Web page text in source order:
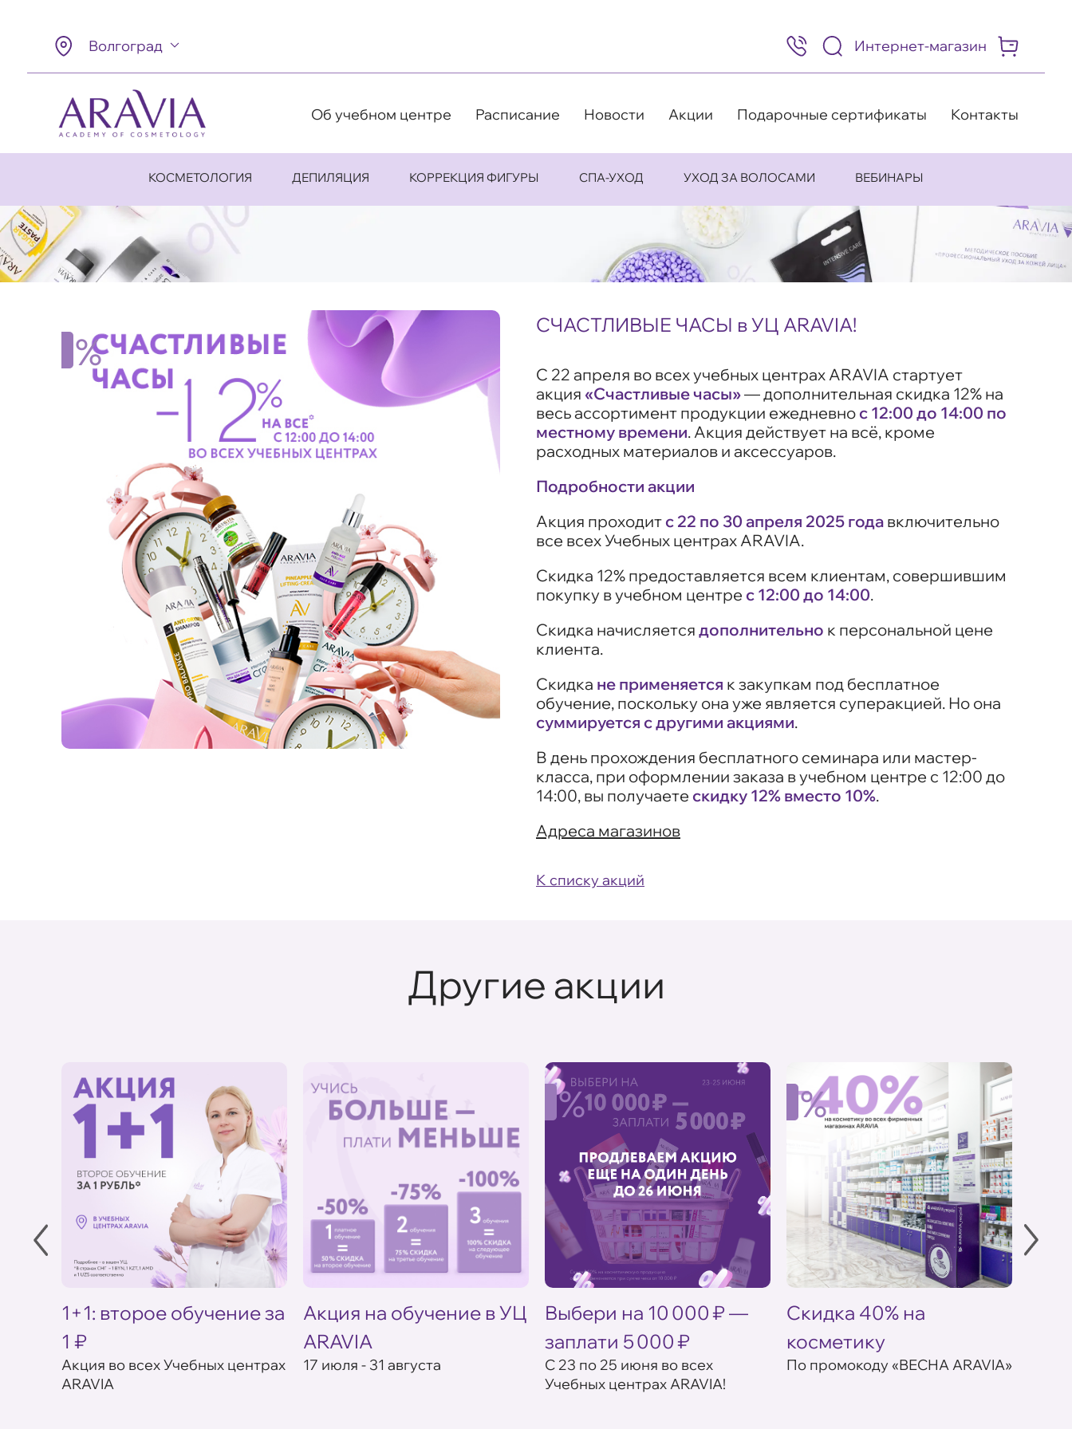
Волгоград
8
(495)
505-
98
Интернет-магазин
Об учебном центре Расписание Новости Акции Подарочные сертификаты Контакты
КОСМЕТОЛОГИЯ ДЕПИЛЯЦИЯ КОРРЕКЦИЯ ФИГУРЫ СПА-УХОД УХОД ЗА ВОЛОСАМИ ВЕБИНАРЫ
%
СЧАСТЛИВЫЕ ЧАСЫ в УЦ ARAVIA!
С 22 апреля во всех учебных центрах ARAVIA стартует
акция «Счастливые часы»— дополнительная скидка 12% на
весь ассортимент продукции ежедневно с 12:00 до 14:00 по
местному времени. Акция действует на всё, кроме
расходных материалов и аксессуаров.
Подробности акции
Акция проходит с 22 по 30 апреля 2025 года включительно
все всех Учебных центрах ARAVIA.
Скидка 12% предоставляется всем клиентам, совершившим
покупку в учебном центре с 12:00 до 14:00.
Скидка начисляется дополнительно к персональной цене
клиента.
Скидка не применяется к закупкам под бесплатное
обучение, поскольку она уже является суперакцией. Но она
суммируется с другими акциями.
В день прохождения бесплатного семинара или мастер-
класса, при оформлении заказа в учебном центре с 12:00 до
14:00, вы получаете скидку 12% вместо 10%.
Адреса магазинов
К списку акций
Другие акции
1+1: второе обучение за
1 ₽
Акция во всех Учебных центрах
ARAVIA
Акция на обучение в УЦ
ARAVIA
17 июля - 31 августа
%
Выбери на 10 000 ₽ —
заплати 5 000 ₽
С 23 по 25 июня во всех
Учебных центрах ARAVIA!
%
Скидка 40% на
косметику
По промокоду «ВЕСНА ARAVIA»